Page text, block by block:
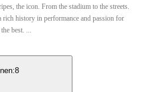
the icon. From the stadium to the streets.
history in performance and passion for
best. ...
8